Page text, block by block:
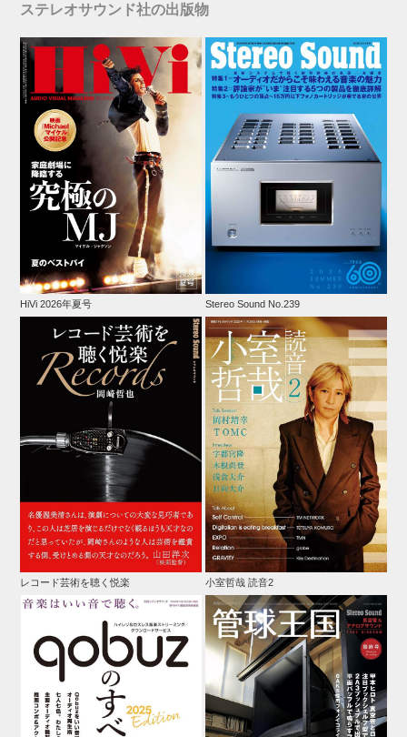
ステレオサウンド社の出版物
HiVi 2026年夏号 Stereo Sound No.239
レコード芸術を聴く悦楽 小室哲哉 読音2